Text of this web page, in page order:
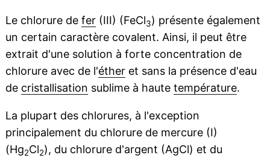
Le chlorure de fer(III) (FeCl3) présente également
un certain caractère covalent. Ainsi, il peut être
extrait d'une solution à forte concentration de
chlorure avec de l'étheret sans la présence d'eau
de cristallisation sublime à haute température.
La plupart des chlorures, à l'exception
principalement du chlorure de mercure (I)
(Hg2Cl2), du chlorure d'argent (AgCl) et du